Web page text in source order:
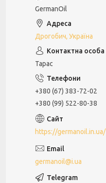
GermanOil
Дрогобич, Україна
Тарас
+380 (67) 383-72-02
+380 (99) 522-80-38
https://germanoil.in.ua/
germanoil@i.ua